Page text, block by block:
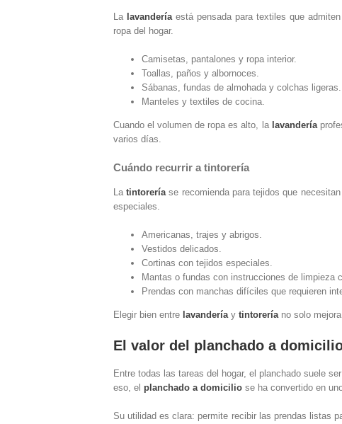
La lavanderíaestá pensada para textiles que
ropa del hogar.
Camisetas, pantalones y ropa interior.
Toallas, paños y albornoces.
Sábanas, fundas de almohada y colchas ligeras.
Manteles y textiles de cocina.
Cuando el volumen de ropa es alto, la lavandería
varios días.
Cuándo recurrir a tintorería
Latintorería se recomienda para tejidos que
especiales.
Americanas, trajes y abrigos.
Vestidos delicados.
Cortinas con tejidos especiales.
Mantas o fundas con instrucciones de limpieza
Prendas con manchas difíciles que requieren
Elegir bien entre lavandería y tintorería no solo
El valor del planchado a
Entre todas las tareas del hogar, el planchado suele
eso, el planchado a domicilio se ha convertido en
Su utilidad es clara: permite recibir las prendas listas